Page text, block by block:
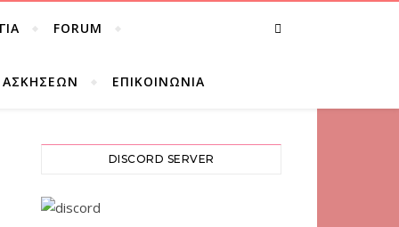
FORUM
ΑΣΚΉΣΕΩΝ ΕΠΙΚΟΙΝΩΝΊΑ
DISCORD SERVER